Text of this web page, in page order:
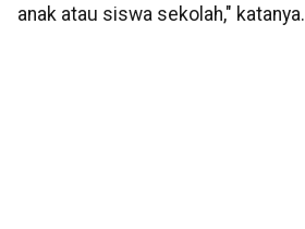
anak atau siswa sekolah," katanya.